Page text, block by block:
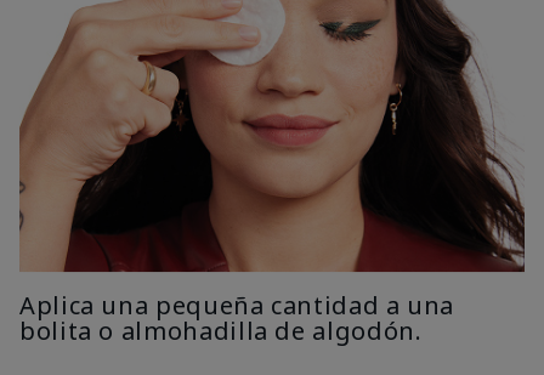
Aplica una pequeña cantidad a una
bolita o almohadilla de algodón.